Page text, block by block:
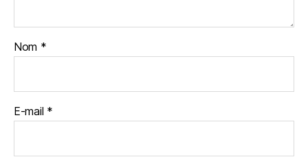
Nom *
E-mail *